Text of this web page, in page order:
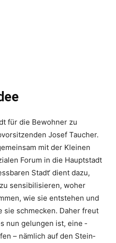
für die Bewohner zu
Josef Taucher.
mit der Kleinen
Forum in die Hauptstadt
Stadt‘ dient dazu,
sensibilisieren, woher
wie sie entstehen und
sie schmecken. Daher freut
nun gelungen ist, eine
– nämlich auf den Stein­